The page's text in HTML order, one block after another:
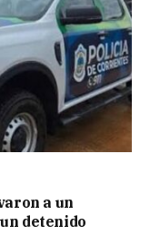
a un
detenido